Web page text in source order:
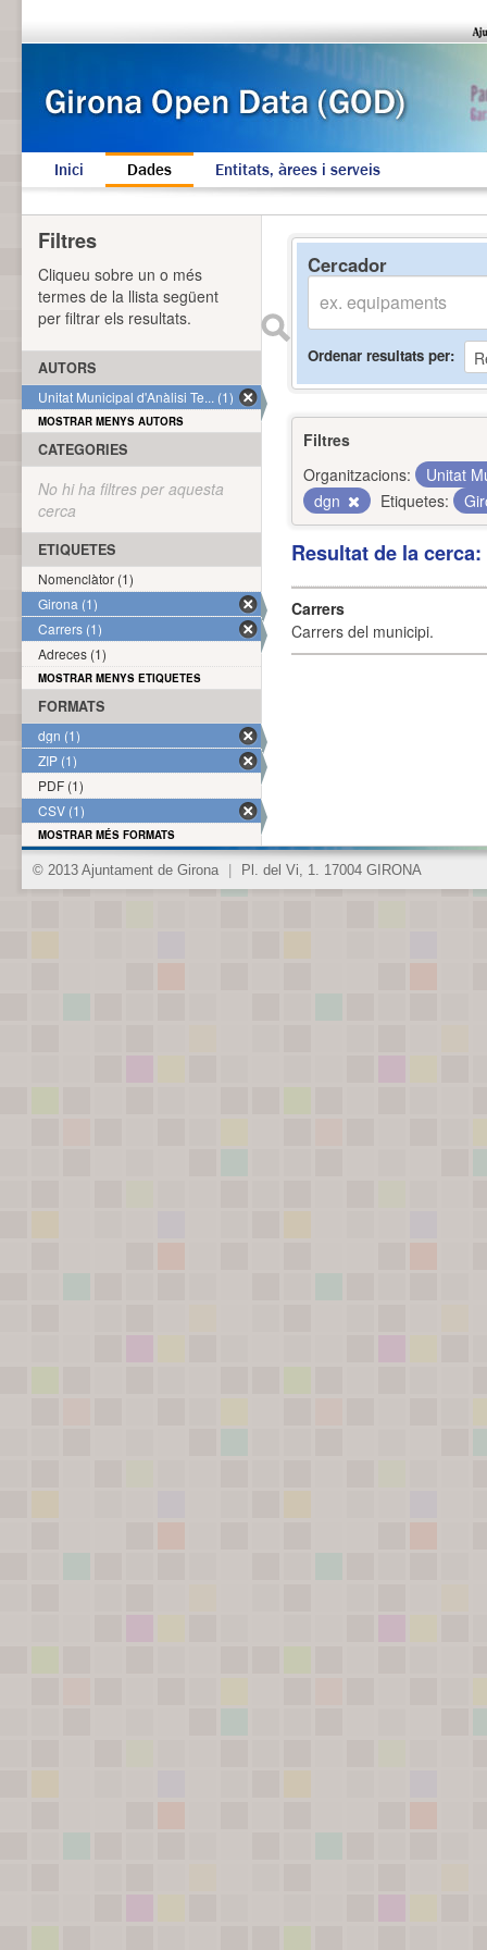
Inici Dades Entitats, àrees i serveis
Cercador
Ordenar resultats per
Filtres
Organitzacions:
Unitat
dgn
Etiquetes:
Resultat de la
Carrers
Carrers del municipi.
Filtres
Cliqueu sobre un o més
termes de la llista següent
per filtrar els resultats.
AUTORS
Unitat Municipal d'Anàlisi Te... (1)
MOSTRAR MENYS AUTORS
CATEGORIES
No hi ha filtres per aquesta
cerca
ETIQUETES
Nomenclàtor (1)
Girona (1)
Carrers (1)
Adreces (1)
MOSTRAR MENYS ETIQUETES
FORMATS
dgn (1)
ZIP (1)
PDF (1)
CSV (1)
MOSTRAR MÉS FORMATS
© 2013 Ajuntament de Girona Pl. del Vi, 1. 17004 GIRONA